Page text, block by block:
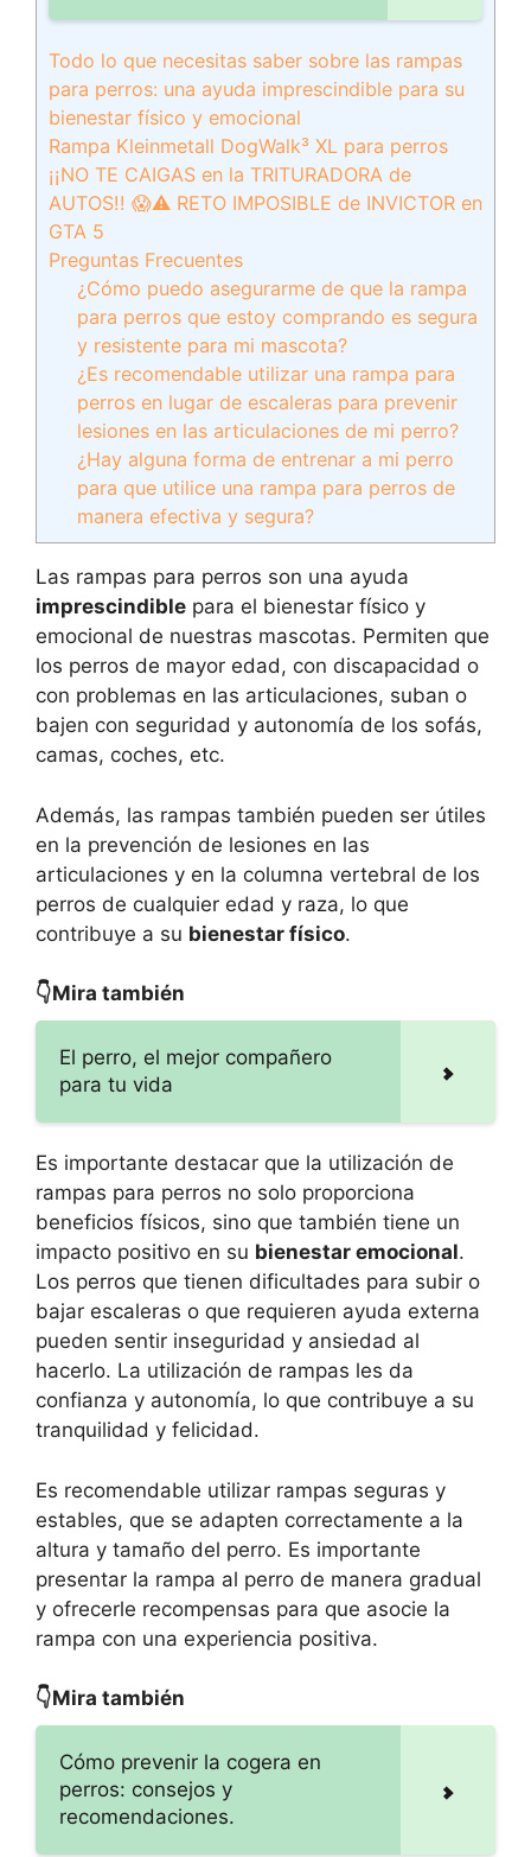
Todo lo que necesitas saber sobre las rampas
para perros: una ayuda imprescindible para su
bienestar físico y emocional
Rampa Kleinmetall DogWalk³ XL para perros
¡¡NO TE CAIGAS en la TRITURADORA de
AUTOS!! 😱⚠ RETO IMPOSIBLE de INVICTOR en
GTA 5
Preguntas Frecuentes
¿Cómo puedo asegurarme de que la rampa
para perros que estoy comprando es segura
y resistente para mi mascota?
¿Es recomendable utilizar una rampa para
perros en lugar de escaleras para prevenir
lesiones en las articulaciones de mi perro?
¿Hay alguna forma de entrenar a mi perro
para que utilice una rampa para perros de
manera efectiva y segura?
Las rampas para perros son una ayuda
imprescindible para el bienestar físico y
emocional de nuestras mascotas. Permiten que
los perros de mayor edad, con discapacidad o
con problemas en las articulaciones, suban o
bajen con seguridad y autonomía de los sofás,
camas, coches, etc.
Además, las rampas también pueden ser útiles
en la prevención de lesiones en las
articulaciones y en la columna vertebral de los
perros de cualquier edad y raza, lo que
contribuye a su bienestar físico.
👇Mira también
El perro, el mejor compañero
para tu vida
Es importante destacar que la utilización de
rampas para perros no solo proporciona
beneficios físicos, sino que también tiene un
impacto positivo en su bienestar emocional.
Los perros que tienen dificultades para subir o
bajar escaleras o que requieren ayuda externa
pueden sentir inseguridad y ansiedad al
hacerlo. La utilización de rampas les da
confianza y autonomía, lo que contribuye a su
tranquilidad y felicidad.
Es recomendable utilizar rampas seguras y
estables, que se adapten correctamente a la
altura y tamaño del perro. Es importante
presentar la rampa al perro de manera gradual
y ofrecerle recompensas para que asocie la
rampa con una experiencia positiva.
👇Mira también
Cómo prevenir la cogera en
perros: consejos y
recomendaciones.